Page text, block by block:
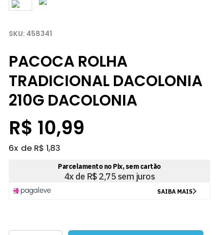
458341
PACOCA ROLHA
TRADICIONAL DACOLONIA
210G DACOLONIA
R$ 10,99
6x R$ 1,83